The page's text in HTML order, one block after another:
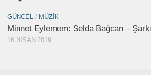
GÜNCEL / MÜZIK
Minnet Eylemem: Selda Bağcan –
16 NISAN 2019